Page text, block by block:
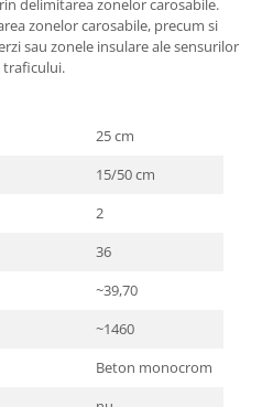
delimitarea zonelor carosabile.
zonelor carosabile, precum si
sau zonele insulare ale sensurilor
traficului.
25 cm
15/50 cm
2
36
~39,70
~1460
Beton monocrom